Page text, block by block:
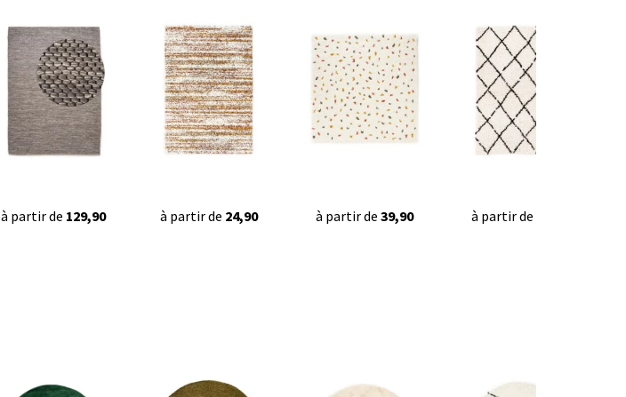
à partir de 129,90 à partir de 24,90 à partir de 39,90 à partir de